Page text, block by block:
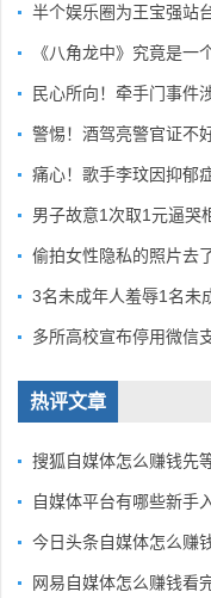
半个娱乐圈为王宝强站
《八角龙中》究竟是一
民心所向！牵手门事件
警惕！酒驾亮警官证不
痛心！歌手李玟因抑郁
男子故意1次取1元逼哭
偷拍女性隐私的照片去
3名未成年人羞辱1名未
多所高校宣布停用微信
热评文章
搜狐自媒体怎么赚钱先
自媒体平台有哪些新手
今日头条自媒体怎么赚
网易自媒体怎么赚钱看